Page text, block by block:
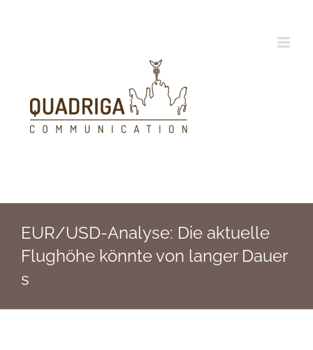
EUR/USD-Analyse: Die aktuelle
Flughöhe könnte von langer Dauer
s